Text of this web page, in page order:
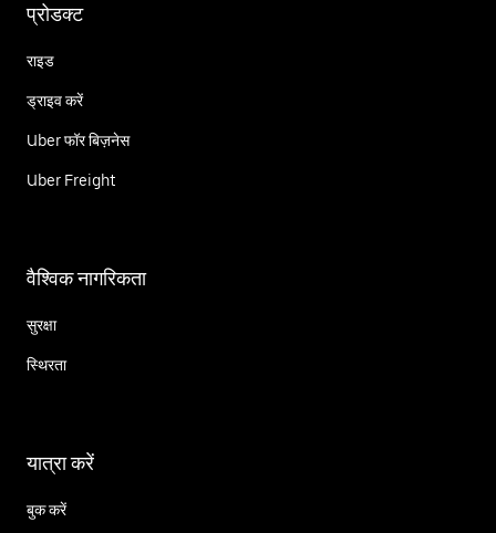
प्रोडक्ट
राइड
ड्राइव करें
Uber फॉर बिज़नेस
Uber Freight
वैश्विक नागरिकता
सुरक्षा
स्थिरता
यात्रा करें
बुक करें